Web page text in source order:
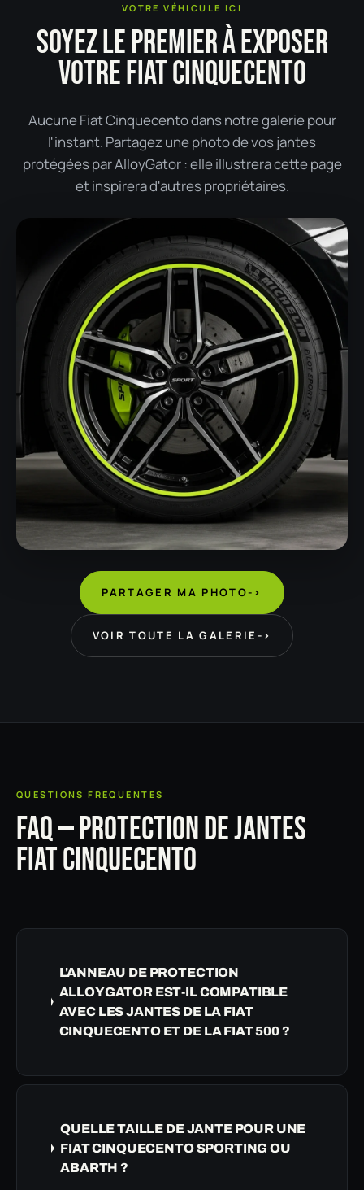
VOTRE VÉHICULE ICI
SOYEZ LE PREMIER À EXPOSER
VOTRE FIAT CINQUECENTO
Aucune Fiat Cinquecento dans notre galerie pour
l'instant. Partagez une photo de vos jantes
protégées par AlloyGator : elle illustrera cette page
et inspirera d'autres propriétaires.
PARTAGER MA PHOTO->
VOIR TOUTE LA GALERIE ->
QUESTIONS FREQUENTES
FAQ — PROTECTION DE JANTES
FIAT CINQUECENTO
L'ANNEAU DE PROTECTION
ALLOYGATOR EST-IL COMPATIBLE
AVEC LES JANTES DE LA FIAT
CINQUECENTO ET DE LA FIAT 500 ?
QUELLE TAILLE DE JANTE POUR UNE
FIAT CINQUECENTO SPORTING OU
ABARTH ?